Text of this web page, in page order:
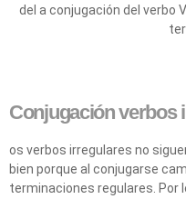
del a conjugación del verbo
Conjugación verbos
os verbos irregulares no
bien porque al conjugarse
terminaciones regulares. Por